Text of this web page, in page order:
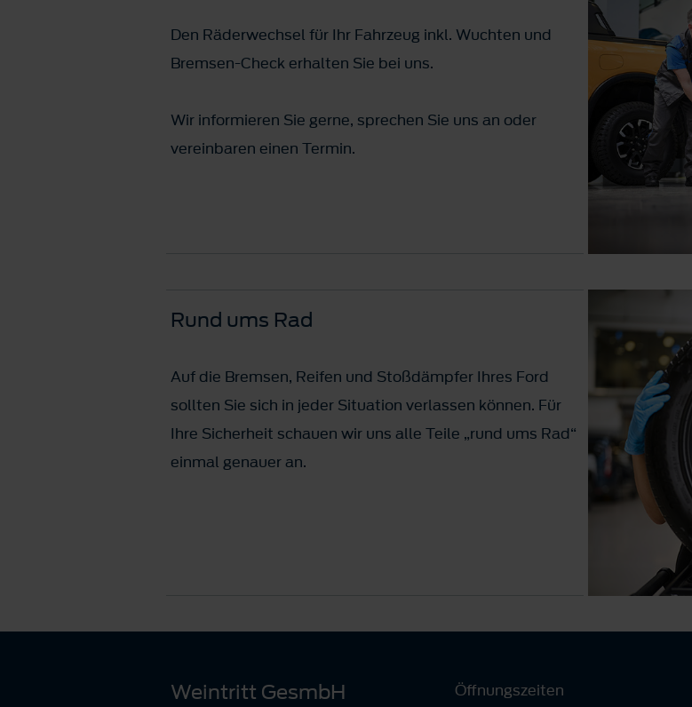
Den Räderwechsel für Ihr Fahrzeug inkl. Wuchten und
Bremsen-Check erhalten Sie bei uns.
Wir informieren Sie gerne, sprechen Sie uns an oder
vereinbaren einen Termin.
Rund ums Rad
Auf die Bremsen, Reifen und Stoßdämpfer Ihres Ford
sollten Sie sich in jeder Situation verlassen können. Für
Ihre Sicherheit schauen wir uns alle Teile „rund ums Rad“
einmal genauer an.
Weintritt GesmbH
Öffnungszeiten